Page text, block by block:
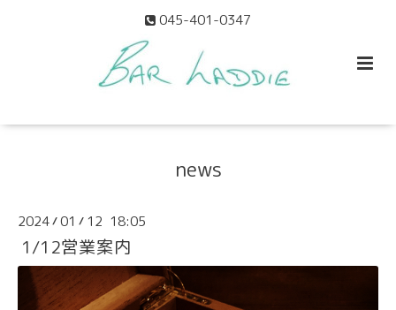
045-401-0347
news
2024/01 / 12 18:05
1/12営業案内